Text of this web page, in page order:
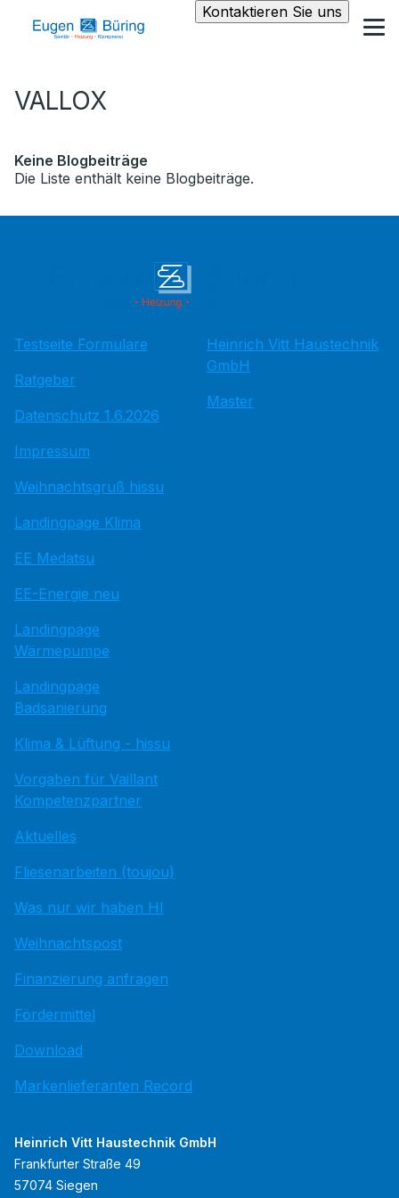
Kontaktieren Sie uns
VALLOX
Keine Blogbeiträge
Die Liste enthält keine Blogbeiträge.
Testseite Formulare
Ratgeber
Datenschutz 1.6.2026
Impressum
Weihnachtsgruß hissu
Landingpage Klima
EE Medatsu
EE-Energie neu
Landingpage
Wärmepumpe
Landingpage
Badsanierung
Klima & Lüftung - hissu
Vorgaben für Vaillant
Kompetenzpartner
Aktuelles
Fliesenarbeiten (toujou)
Was nur wir haben HI
Weihnachtspost
Finanzierung anfragen
Fördermittel
Download
Markenlieferanten Record
Heinrich Vitt Haustechnik
GmbH
Master
Heinrich Vitt Haustechnik GmbH
Frankfurter Straße 49
57074 Siegen